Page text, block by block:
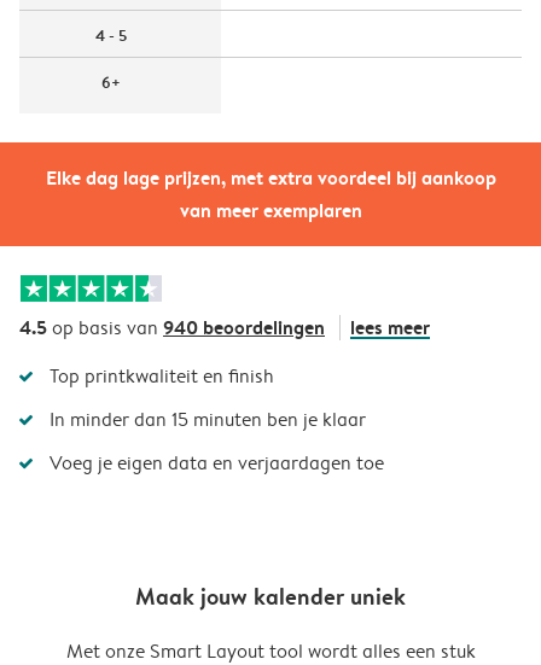
Elke dag lage prijzen, met extra voordeel bij aankoop
van meer exemplaren
4 - 5
6+
4.5op basis van 940 beoordelingen lees meer
Top printkwaliteit en finish
In minder dan 15 minuten ben je klaar
Voeg je eigen data en verjaardagen toe
Maak jouw kalender uniek
Met onze Smart Layout tool wordt alles een stuk